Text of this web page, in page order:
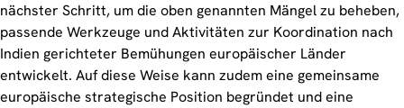
nächster Schritt, um die oben genannten Mängel zu beheben,
passende Werkzeuge und Aktivitäten zur Koordination nach
Indien gerichteter Bemühungen europäischer Länder
entwickelt. Auf diese Weise kann zudem eine gemeinsame
europäische strategische Position begründet und eine